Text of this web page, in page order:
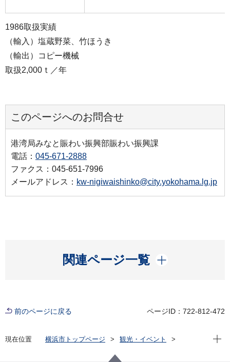
1986取扱実績
（輸入）塩蔵野菜、竹ほうき
（輸出）コピー機械
取扱2,000ｔ／年
このページへのお問合せ
港湾局みなと賑わい振興部賑わい振興課
電話： 045-671-2888
ファクス：045-651-7996
メールアドレス： kw-nigiwaishinko@city.yokohama.lg.jp
関連ページ一覧
開く
前のページに戻る ページID：722-812-472
現在位置 横浜市トップページ
観光・イベント
現在